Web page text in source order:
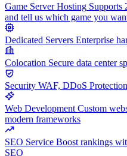
Game Server Hosting Supports
and tell us which game you
Dedicated Servers Enterprise
Colocation Secure data center
Security WAF, DDoS
Web Development Custom
modern frameworks
SEO Service Boost rankings
SEO